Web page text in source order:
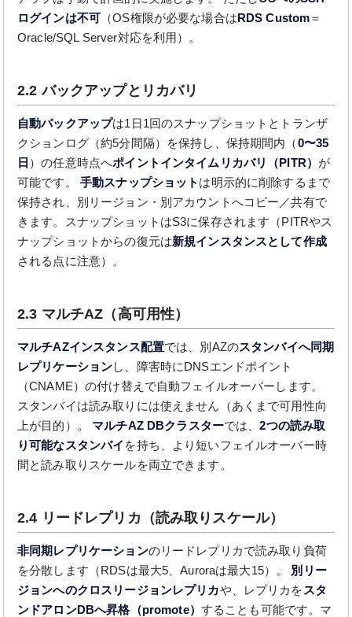
ログインは不可 （OS権限が必要な場合はRDS Custom＝
Oracle/SQL Server対応を利用）。
2.2 バックアップとリカバリ
自動バックアップは1日1回のスナップショットとトランザ
クションログ（約5分間隔）を保持し、保持期間内（0〜35
日 ）の任意時点へポイントインタイムリカバリ（PITR） が
可能です。 手動スナップショット は明示的に削除するまで
保持され、別リージョン・別アカウントへコピー／共有で
きます。スナップショットはS3に保存されます（PITRやス
ナップショットからの復元は新規インスタンスとして作成
される点に注意）。
2.3 マルチAZ（高可用性）
マルチAZインスタンス配置では、別AZのスタンバイへ同期
レプリケーションし、障害時にDNSエンドポイント
（CNAME）の付け替えで自動フェイルオーバーします。
スタンバイは読み取りには使えません（あくまで可用性向
上が目的）。 マルチAZ DBクラスターでは、2つの読み取
り可能なスタンバイ を持ち、より短いフェイルオーバー時
間と読み取りスケールを両立できます。
2.4 リードレプリカ（読み取りスケール）
非同期レプリケーションのリードレプリカで読み取り負荷
を分散します（RDSは最大5、Auroraは最大15）。 別リー
ジョンへのクロスリージョンレプリカや、レプリカを スタ
ンドアロンDBへ昇格（promote） することも可能です。マ